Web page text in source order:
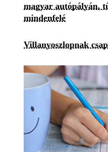
magyar autópályán,
mindenfelé
Villanyoszlopnak